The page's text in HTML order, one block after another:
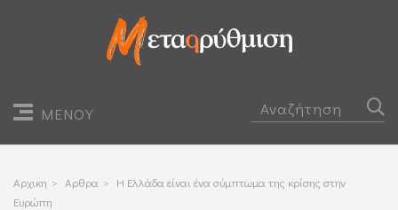
ΜΕΝΟΥ
Αρχικη > Αρθρα > Η Ελλάδα είναι ένα σύμπτωμα της κρίσης στην
Ευρώπη